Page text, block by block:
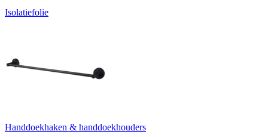
Isolatiefolie
Handdoekhaken & handdoekhouders